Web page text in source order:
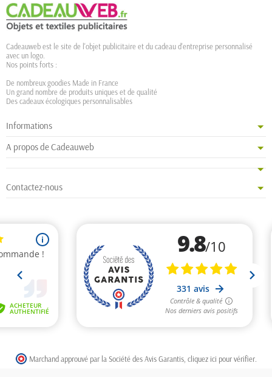
Cadeauweb est le site de l'objet publicitaire et du cadeau d'entreprise personnalisé
avec un logo.
Nos points forts :
De nombreux goodies Made in France
Un grand nombre de produits uniques et de qualité
Des cadeaux écologiques personnalisables
Informations
A propos de Cadeauweb
Contactez-nous
Marchand approuvé par la Société des Avis Garantis, cliquez ici pour vérifier